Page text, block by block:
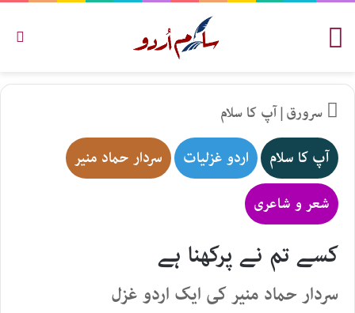
سرورق|آپ کا سلام
آپ کا سلام اردو غزلیات سردار حماد منیر
شعر و شاعری
کسے تم نے پرکھنا ہے
سردار حماد منیر کی ایک اردو غزل